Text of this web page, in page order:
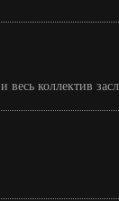
коллектив